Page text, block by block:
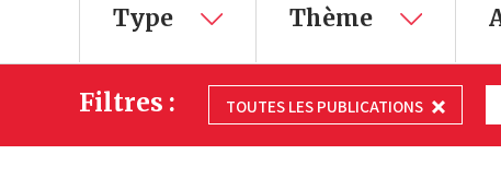
Type Thème
Filtres : TOUTES LES PUBLICATIONS